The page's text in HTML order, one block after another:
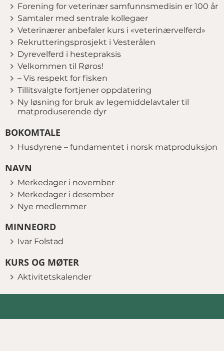
Forening for veterinær samfunnsmedisin er 100 år
Samtaler med sentrale kollegaer
Veterinærer anbefaler kurs i «veterinærvelferd»
Rekrutteringsprosjekt i Vesterålen
Dyrevelferd i hestepraksis
Velkommen til Røros!
– Vis respekt for fisken
Tillitsvalgte fortjener oppdatering
Ny løsning for bruk av legemiddelavtaler til
matproduserende dyr
BOKOMTALE
Husdyrene – fundamentet i norsk matproduksjon
NAVN
Merkedager i november
Merkedager i desember
Nye medlemmer
MINNEORD
Ivar Folstad
KURS OG MØTER
Aktivitetskalender